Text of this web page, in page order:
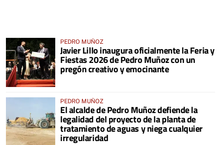
PEDRO MUÑOZ
Javier Lillo inaugura oficialmente la Feria y
Fiestas 2026 de Pedro Muñoz con un
pregón creativo y emocinante
PEDRO MUÑOZ
El alcalde de Pedro Muñoz defiende la
legalidad del proyecto de la planta de
tratamiento de aguas y niega cualquier
irregularidad